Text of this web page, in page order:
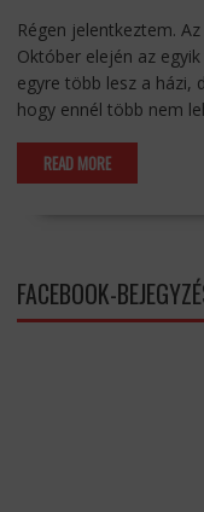
Régen jelentkeztem.
Október elején az
egyre több lesz a házi,
hogy ennél több nem
READ MORE
FACEBOOK-